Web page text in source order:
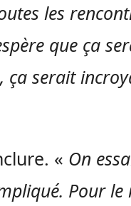
les
que ça
ça serait
« On
Pour